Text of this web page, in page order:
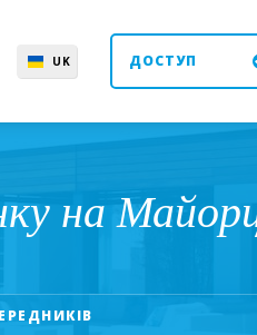
UK ДОСТУП
на